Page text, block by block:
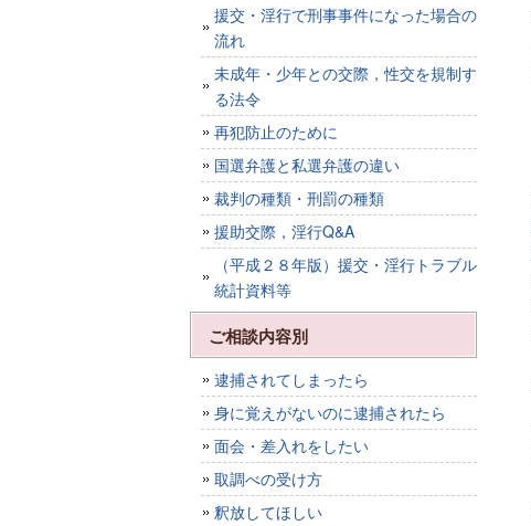
援交・淫行で刑事事件になった場合の
流れ
未成年・少年との交際，性交を規制す
る法令
再犯防止のために
国選弁護と私選弁護の違い
裁判の種類・刑罰の種類
援助交際，淫行Q&A
（平成２８年版）援交・淫行トラブル
統計資料等
ご相談内容別
逮捕されてしまったら
身に覚えがないのに逮捕されたら
面会・差入れをしたい
取調べの受け方
釈放してほしい